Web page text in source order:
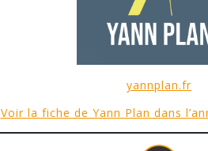
yannplan.fr
Voir la fiche de Yann Plan dans